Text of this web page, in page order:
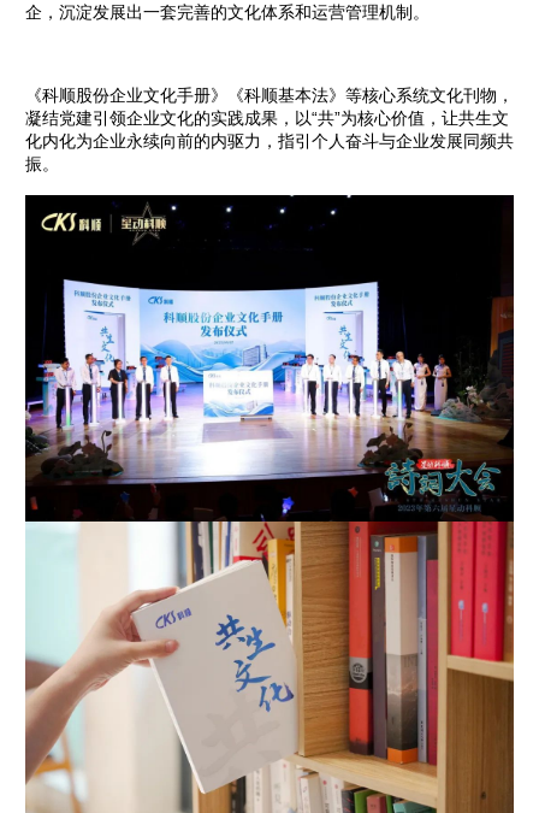
企，沉淀发展出一套完善的文化体系和运营管理机制。
《科顺股份企业文化手册》《科顺基本法》等核心系统文化刊物，
凝结党建引领企业文化的实践成果，以“共”为核心价值，让共生文
化内化为企业永续向前的内驱力，指引个人奋斗与企业发展同频共
振。